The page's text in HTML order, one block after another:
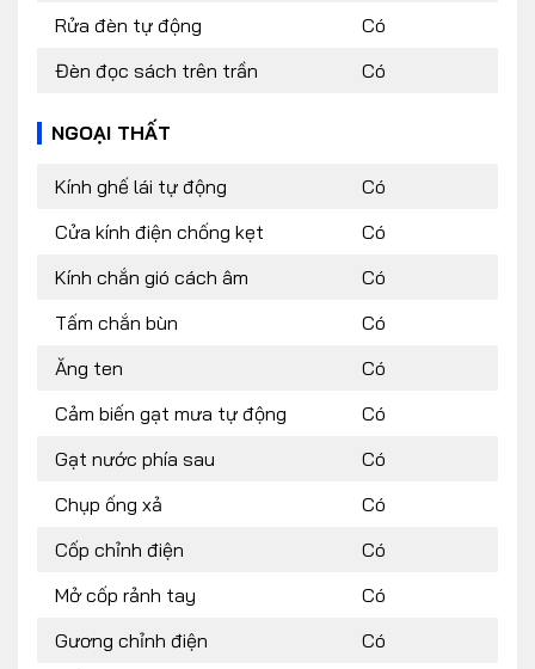
Rửa đèn tự động
Có
Đèn đọc sách trên trần
Có
NGOẠI THẤT
Kính ghế lái tự động
Có
Cửa kính điện chống kẹt
Có
Kính chắn gió cách âm
Có
Tấm chắn bùn
Có
Ăng ten
Có
Cảm biến gạt mưa tự động
Có
Gạt nước phía sau
Có
Chụp ống xả
Có
Cốp chỉnh điện
Có
Mở cốp rảnh tay
Có
Gương chỉnh điện
Có